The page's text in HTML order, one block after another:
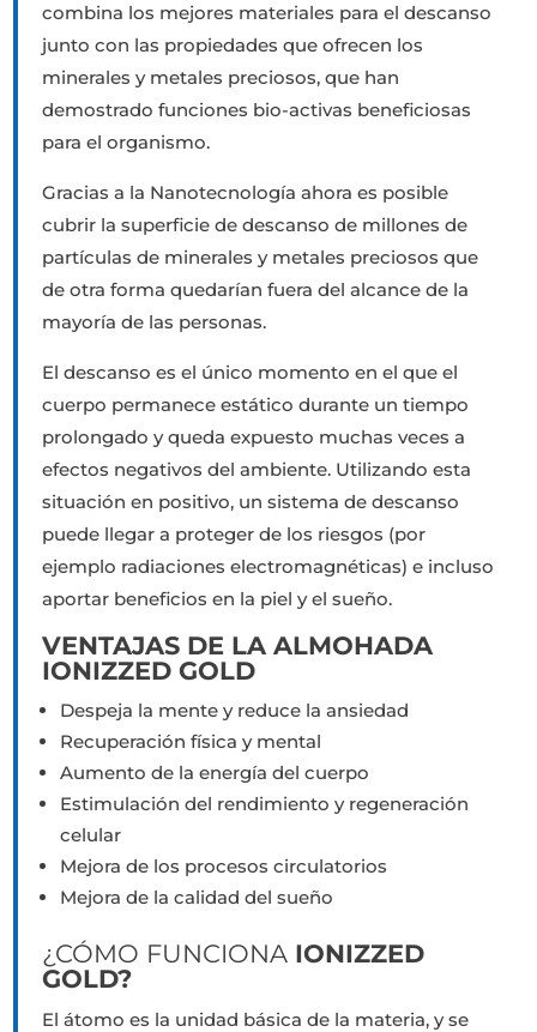
combina los mejores materiales para el descanso
junto con las propiedades que ofrecen los
minerales y metales preciosos, que han
demostrado funciones bio-activas beneficiosas
para el organismo.
Gracias a la Nanotecnología ahora es posible
cubrir la superficie de descanso de millones de
partículas de minerales y metales preciosos que
de otra forma quedarían fuera del alcance de la
mayoría de las personas.
El descanso es el único momento en el que el
cuerpo permanece estático durante un tiempo
prolongado y queda expuesto muchas veces a
efectos negativos del ambiente. Utilizando esta
situación en positivo, un sistema de descanso
puede llegar a proteger de los riesgos (por
ejemplo radiaciones electromagnéticas) e incluso
aportar beneficios en la piel y el sueño.
VENTAJAS DE LA ALMOHADA
IONIZZED GOLD
Despeja la mente y reduce la ansiedad
Recuperación física y mental
Aumento de la energía del cuerpo
Estimulación del rendimiento y regeneración
celular
Mejora de los procesos circulatorios
Mejora de la calidad del sueño
¿CÓMO FUNCIONA IONIZZED
GOLD?
El átomo es la unidad básica de la materia, y se